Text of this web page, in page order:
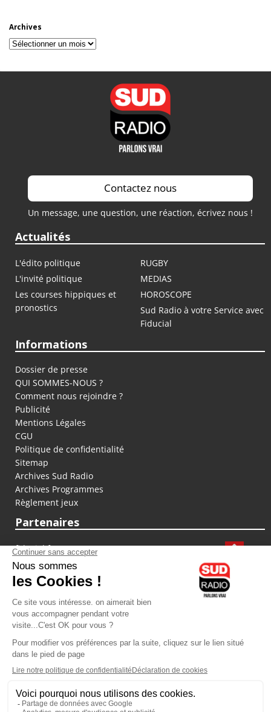
Archives
Archives
Contactez nous
Un message, une question, une réaction, écrivez nous !
Actualités
L'édito politique
RUGBY
L'invité politique
MEDIAS
Les courses hippiques et
pronostics
HOROSCOPE
Sud Radio à votre Service avec
Fiducial
Informations
Dossier de presse
QUI SOMMES-NOUS ?
Comment nous rejoindre ?
Publicité
Mentions Légales
CGU
Politique de confidentialité
Sitemap
Archives Sud Radio
Archives Programmes
Règlement jeux
Partenaires
fiducial.fr
lyoncapitale.fr
olympique-et-lyonnais.com
L'application Iphone / Android
Téléchargez l'application
Les cookies
Gestion des cookies